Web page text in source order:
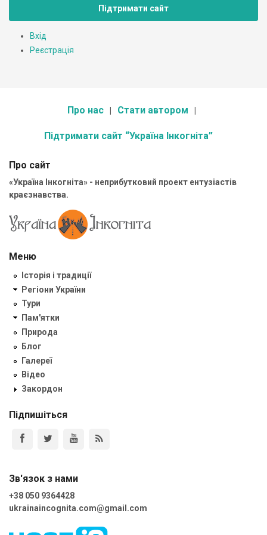
Підтримати сайт
Вхід
Реєстрація
Про нас Стати автором
Підтримати сайт “Україна Інкогніта”
Про сайт
«Україна Інкогніта» - неприбутковий проект ентузіастів
краєзнавства.
Меню
Історія і традиції
Регіони України
Тури
Пам'ятки
Природа
Блог
Галереї
Відео
Закордон
Підпишіться
Зв'язок з нами
+38 050 9364428
ukrainaincognita.com@gmail.com